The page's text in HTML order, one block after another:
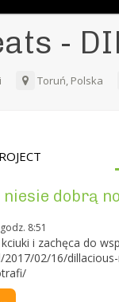
-
Toruń, Polska
dobrą
8:51
i zachęca do
02/16/